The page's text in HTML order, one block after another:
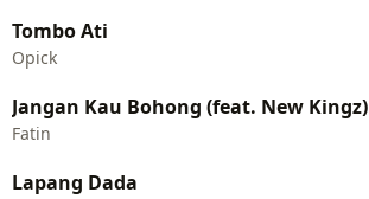
Tombo Ati
Opick
Jangan Kau Bohong (feat. New Kingz)
Fatin
Lapang Dada